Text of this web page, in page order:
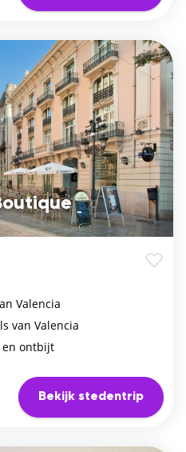
Valencia
van Valencia
en ontbijt
Bekijk stedentrip